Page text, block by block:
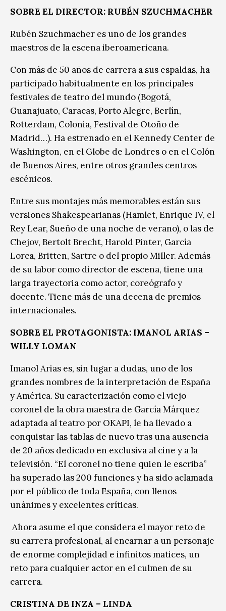
SOBRE EL DIRECTOR: RUBÉN SZUCHMACHER
Rubén Szuchmacher es uno de los grandes
maestros de la escena iberoamericana.
Con más de 50 años de carrera a sus espaldas, ha
participado habitualmente en los principales
festivales de teatro del mundo (Bogotá,
Guanajuato, Caracas, Porto Alegre, Berlín,
Rotterdam, Colonia, Festival de Otoño de
Madrid…). Ha estrenado en el Kennedy Center de
Washington, en el Globe de Londres o en el Colón
de Buenos Aires, entre otros grandes centros
escénicos.
Entre sus montajes más memorables están sus
versiones Shakespearianas (Hamlet, Enrique IV, el
Rey Lear, Sueño de una noche de verano), o las de
Chejov, Bertolt Brecht, Harold Pinter, García
Lorca, Britten, Sartre o del propio Miller. Además
de su labor como director de escena, tiene una
larga trayectoria como actor, coreógrafo y
docente. Tiene más de una decena de premios
internacionales.
SOBRE EL PROTAGONISTA: IMANOL ARIAS –
WILLY LOMAN
Imanol Arias es, sin lugar a dudas, uno de los
grandes nombres de la interpretación de España
y América. Su caracterización como el viejo
coronel de la obra maestra de García Márquez
adaptada al teatro por OKAPI, le ha llevado a
conquistar las tablas de nuevo tras una ausencia
de 20 años dedicado en exclusiva al cine y a la
televisión. “El coronel no tiene quien le escriba”
ha superado las 200 funciones y ha sido aclamada
por el público de toda España, con llenos
unánimes y excelentes críticas.
Ahora asume el que considera el mayor reto de
su carrera profesional, al encarnar a un personaje
de enorme complejidad e infinitos matices, un
reto para cualquier actor en el culmen de su
carrera.
CRISTINA DE INZA – LINDA